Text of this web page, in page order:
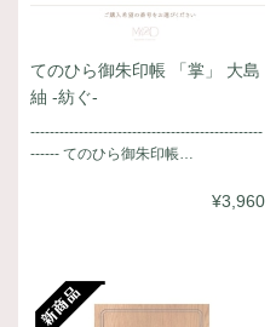
てのひら御朱印帳 「掌」 大島
紬 -紡ぐ-
------------------------------------------------
------ てのひら御朱印帳…
¥3,960